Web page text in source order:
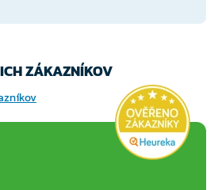
ZÁKAZNÍKOV